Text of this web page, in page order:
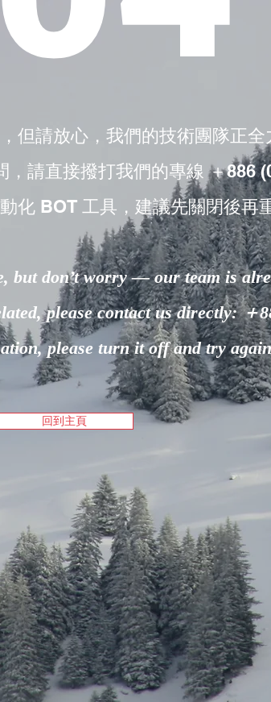
但請放心，我們的技術團隊正全
請直接撥打我們的專線 ＋886
化 BOT 工具，建議先關閉後再
but don’t worry — our team is
please contact us directly: ＋
please turn it off and try
回到主頁